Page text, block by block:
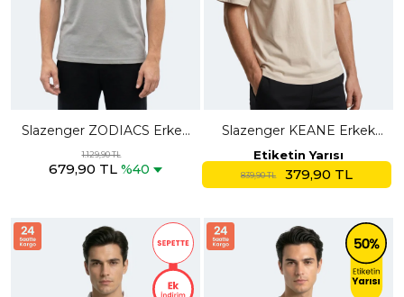
Slazenger ZODIACS Erkek
Polo Yaka Gri Tişört
1.129,90 TL
679,90 TL %40
Slazenger KEANE Erkek
Oversıze Bej Tişört
Etiketin Yarısı
839,90 TL 379,90 TL